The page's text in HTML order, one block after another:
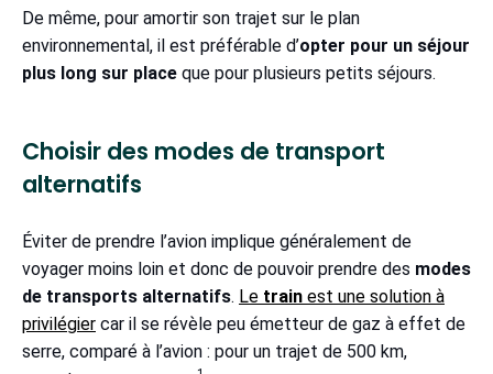
De même, pour amortir son trajet sur le plan
environnemental, il est préférable d’opter pour un séjour
plus long sur place que pour plusieurs petits séjours.
Choisir des modes de transport
alternatifs
Éviter de prendre l’avion implique généralement de
voyager moins loin et donc de pouvoir prendre des modes
de transports alternatifs. Le train est une solution à
privilégier car il se révèle peu émetteur de gaz à effet de
serre, comparé à l’avion : pour un trajet de 500 km,